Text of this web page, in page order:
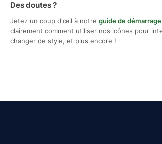
Des doutes ?
Jetez un coup d'œil à notre guide de démarrage
clairement comment utiliser nos icônes pour
changer de style, et plus encore !